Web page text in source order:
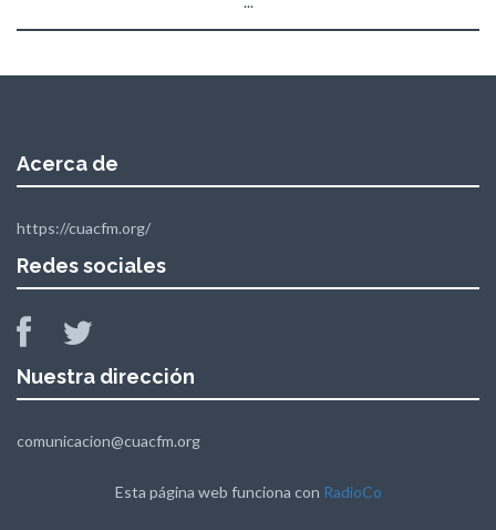
Acerca de
https://cuacfm.org/
Redes sociales
Nuestra dirección
comunicacion@cuacfm.org
Esta página web funciona con RadioCo